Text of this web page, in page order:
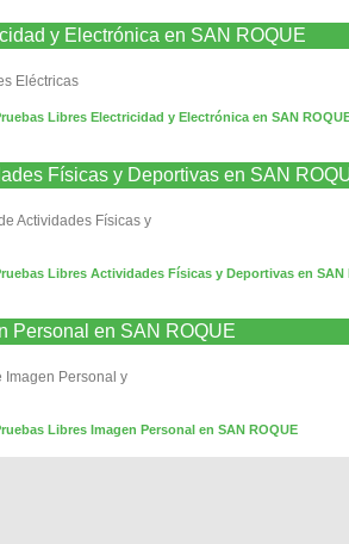
y Electrónica en SAN ROQUE
Eléctricas
Libres Electricidad y Electrónica en SAN
Físicas y Deportivas en SAN
Actividades Físicas y
Libres Actividades Físicas y Deportivas en SAN
Personal en SAN ROQUE
Imagen Personal y
Libres Imagen Personal en SAN ROQUE